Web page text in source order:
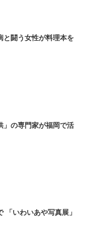
闘う女性が料理本を
」の専門家が福岡で活
「いわいあや写真展」